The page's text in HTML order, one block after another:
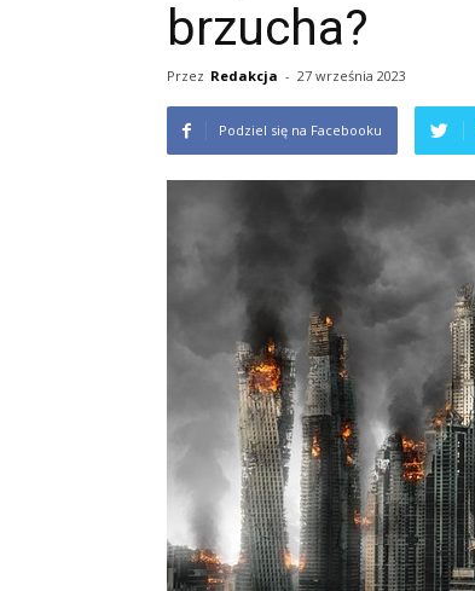
brzucha?
Przez Redakcja - 27 września 2023
Podziel się na Facebooku